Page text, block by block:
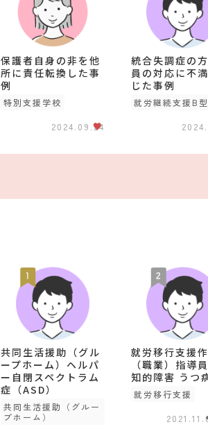
保護者自身の非を他
所に責任転換した事
例
特別支援学校
2024.09.24
統合失調症の
員の対応に不
じた事例
就労継続支援B型
共同生活援助（グル
ープホーム）ヘルパ
ー自閉スペクトラム
症（ASD）
共同生活援助（グルー
プホーム）
就労移行支援
（職業）指導
知的障害 うつ
就労移行支援